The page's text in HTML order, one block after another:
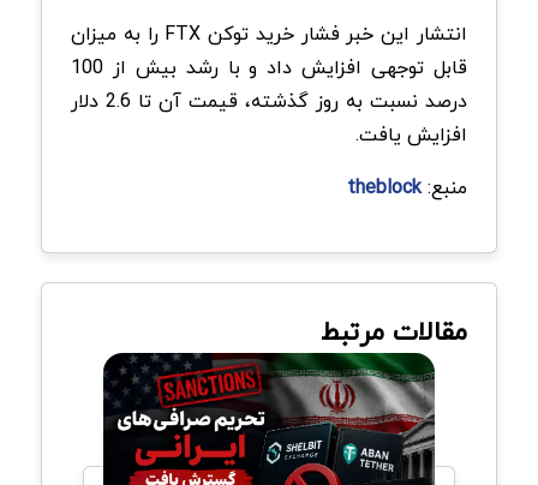
انتشار این خبر فشار خرید توکن FTX را به میزان
قابل توجهی افزایش داد و با رشد بیش از 100
درصد نسبت به روز گذشته، قیمت آن تا 2.6 دلار
افزایش یافت.
منبع:theblock
مقالات مرتبط